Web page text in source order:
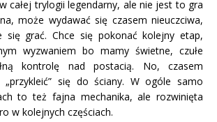
całej trylogii legendarny, ale nie jest to gra
może wydawać się czasem nieuczciwa,
grać. Chce się pokonać kolejny etap,
wyzwaniem bo mamy świetne, czułe
kontrolę nad postacią. No, czasem
„przykleić” się do ściany. W ogóle samo
to też fajna mechanika, ale rozwinięta
w kolejnych częściach.